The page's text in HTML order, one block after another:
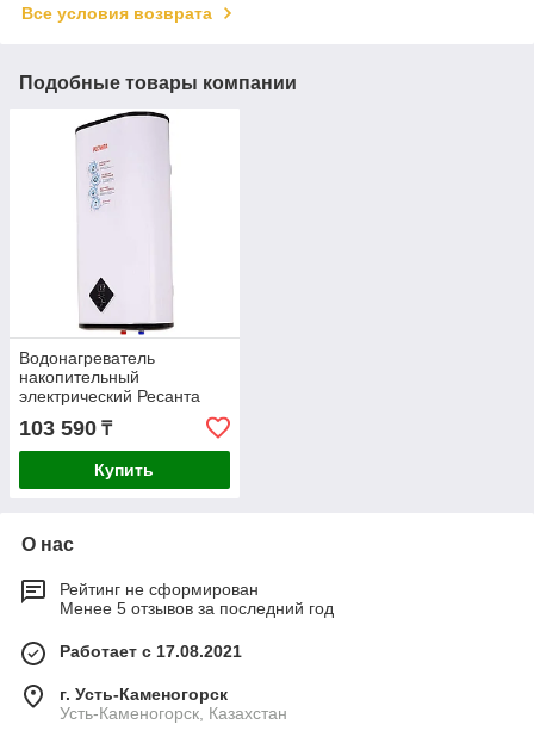
Все условия возврата
Подобные товары компании
Водонагреватель
накопительный
электрический Ресанта
ВН-50А 74/5/14
103 590 ₸
Купить
О нас
Рейтинг не сформирован
Менее 5 отзывов за последний год
Работает с 17.08.2021
г. Усть-Каменогорск
Усть-Каменогорск, Казахстан